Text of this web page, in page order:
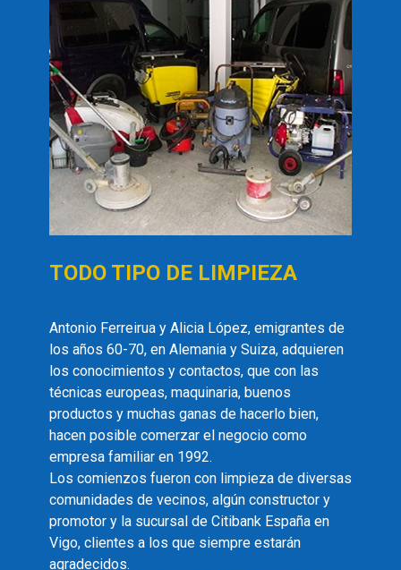
TODO TIPO DE LIMPIEZA
Antonio Ferreirua y Alicia López, emigrantes de
los años 60-70, en Alemania y Suiza, adquieren
los conocimientos y contactos, que con las
técnicas europeas, maquinaria, buenos
productos y muchas ganas de hacerlo bien,
hacen posible comerzar el negocio como
empresa familiar en 1992.
Los comienzos fueron con limpieza de diversas
comunidades de vecinos, algún constructor y
promotor y la sucursal de Citibank España en
Vigo, clientes a los que siempre estarán
agradecidos.